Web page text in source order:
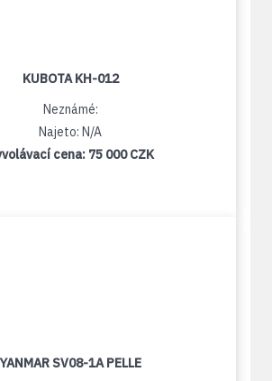
KUBOTA KH-012
Neznámé:
Najeto: N/A
cena: 75 000 CZK
YANMAR SV08-1A PELLE